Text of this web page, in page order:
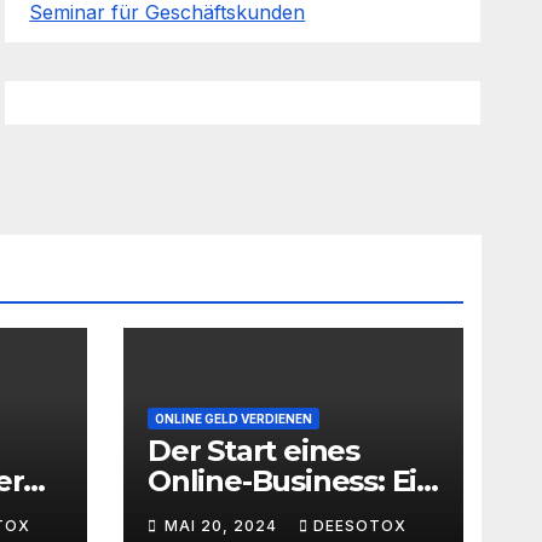
Seminar für Geschäftskunden
ONLINE GELD VERDIENEN
Der Start eines
Online-Business: Ein
MAI 20, 2024 DEESOTOX